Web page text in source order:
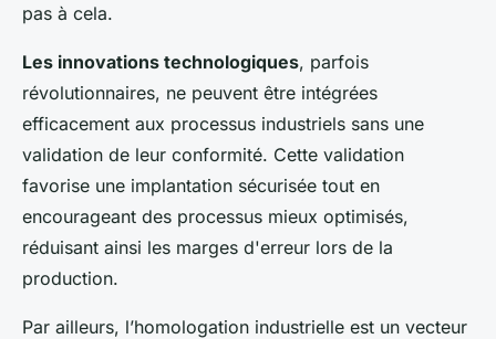
pas à cela.
Les innovations technologiques, parfois
révolutionnaires, ne peuvent être intégrées
efficacement aux processus industriels sans une
validation de leur conformité. Cette validation
favorise une implantation sécurisée tout en
encourageant des processus mieux optimisés,
réduisant ainsi les marges d'erreur lors de la
production.
Par ailleurs, l’homologation industrielle est un vecteur